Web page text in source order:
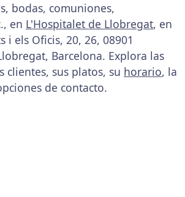
bodas, comuniones,
en L'Hospitalet de Llobregat, en
i els Oficis, 20, 26, 08901
Barcelona. Explora las
clientes, sus platos, su horario, la
de contacto.